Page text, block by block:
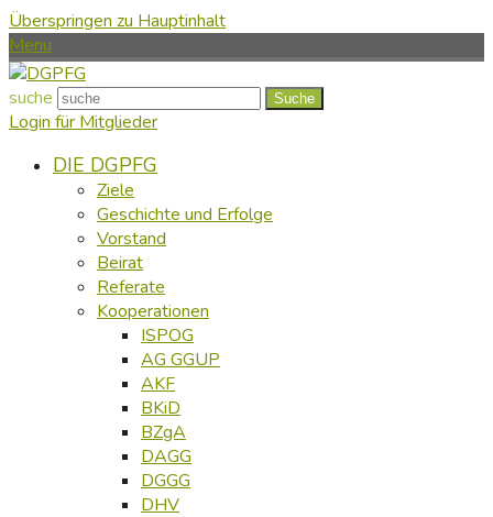
Überspringen zu Hauptinhalt
Menu
suche Suche
Login für Mitglieder
DIE DGPFG
Ziele
Geschichte und Erfolge
Vorstand
Beirat
Referate
Kooperationen
ISPOG
AG GGUP
AKF
BKiD
BZgA
DAGG
DGGG
DHV